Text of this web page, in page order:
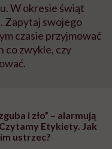
W okresie świąt
Zapytaj swojego
czasie przyjmować
co zwykle, czy
i zło” – alarmują
Etykiety. Jak
ustrzec?